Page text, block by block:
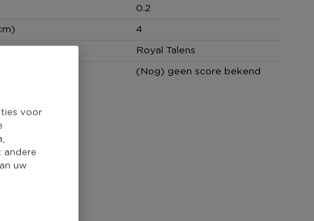
voor
andere
uw
0.2
4
Royal Talens
(Nog) geen score bekend